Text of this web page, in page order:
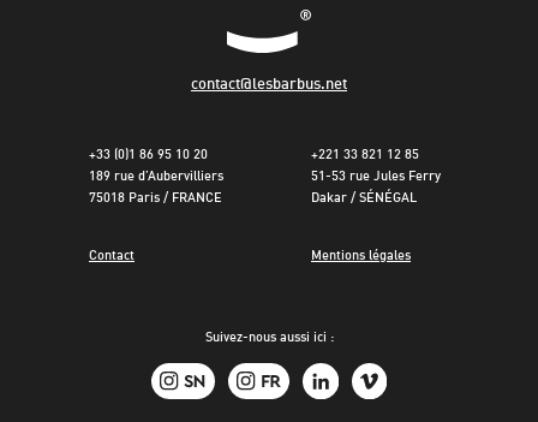
contact@lesbarbus.net
+33 (0)1 86 95 10 20
189 rue d’Aubervilliers
75018 Paris / FRANCE
+221 33 821 12 85
51-53 rue Jules Ferry
Dakar / SÉNÉGAL
Contact Mentions légales
Suivez-nous aussi ici :